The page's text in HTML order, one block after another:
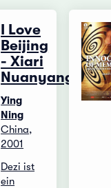
I Love
Beijing
- Xiari
Nuanyangyang
Ying
Ning
China,
2001
Dezi ist
ein